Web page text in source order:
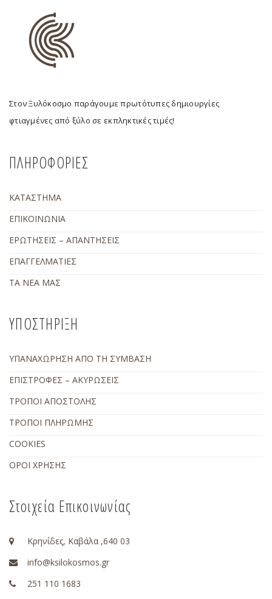
Στον Ξυλόκοσμο παράγουμε πρωτότυπες δημιουργίες
φτιαγμένες από ξύλο σε εκπληκτικές τιμές!
ΠΛΗΡΟΦΟΡΙΕΣ
ΚΑΤΑΣΤΗΜΑ
ΕΠΙΚΟΙΝΩΝΙΑ
ΕΡΩΤΗΣΕΙΣ – ΑΠΑΝΤΗΣΕΙΣ
ΕΠΑΓΓΕΛΜΑΤΙΕΣ
ΤΑ ΝΕΑ ΜΑΣ
ΥΠΟΣΤΗΡΙΞΗ
ΥΠΑΝΑΧΩΡΗΣΗ ΑΠΟ ΤΗ ΣΥΜΒΑΣΗ
ΕΠΙΣΤΡΟΦΕΣ – ΑΚΥΡΩΣΕΙΣ
ΤΡΟΠΟΙ ΑΠΟΣΤΟΛΗΣ
ΤΡΟΠΟΙ ΠΛΗΡΩΜΗΣ
COOKIES
ΟΡΟΙ ΧΡΗΣΗΣ
Στοιχεία Επικοινωνίας
Κρηνίδες, Καβάλα ,640 03
info@ksilokosmos.gr
251 110 1683